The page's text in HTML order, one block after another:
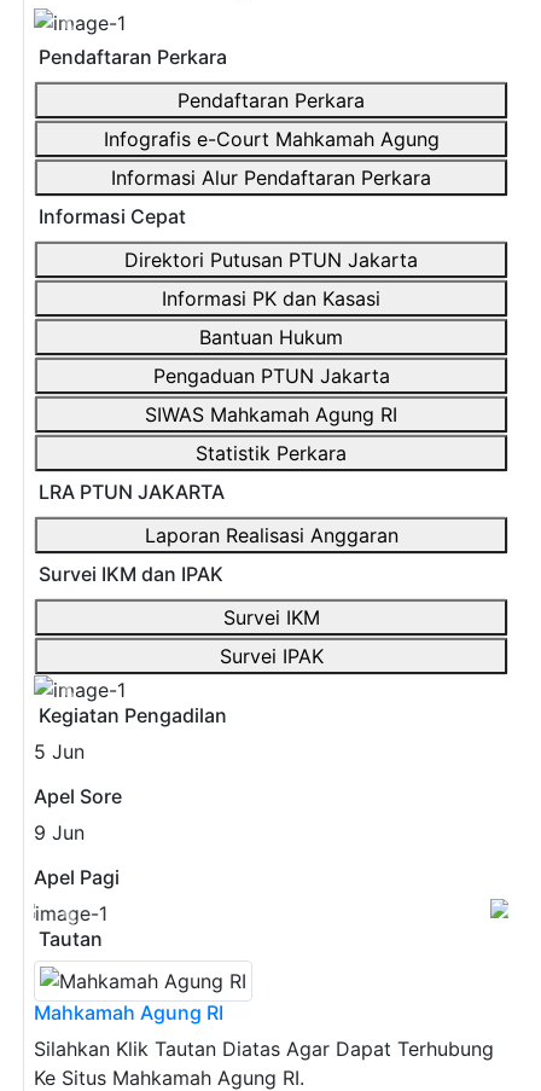
Previous
Pendaftaran Perkara
Pendaftaran Perkara
Infografis e-Court Mahkamah Agung
Informasi Alur Pendaftaran Perkara
Informasi Cepat
Direktori Putusan PTUN Jakarta
Informasi PK dan Kasasi
Bantuan Hukum
Pengaduan PTUN Jakarta
SIWAS Mahkamah Agung RI
Statistik Perkara
LRA PTUN JAKARTA
Laporan Realisasi Anggaran
Survei IKM dan IPAK
Survei IKM
Survei IPAK
Previous
Kegiatan Pengadilan
5 Jun
Apel Sore
9 Jun
Apel Pagi
Previous Next
Tautan
Mahkamah Agung RI
Silahkan Klik Tautan Diatas Agar Dapat Terhubung
Ke Situs Mahkamah Agung RI.